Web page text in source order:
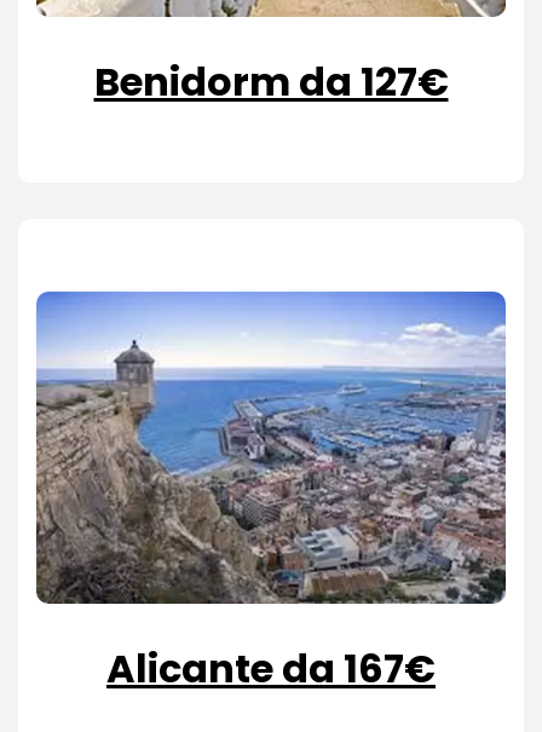
Benidorm da 127€
Alicante da 167€